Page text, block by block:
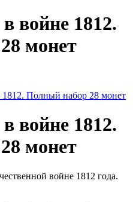
войне 1812.
монет
войне 1812.
монет
войне 1812 года.